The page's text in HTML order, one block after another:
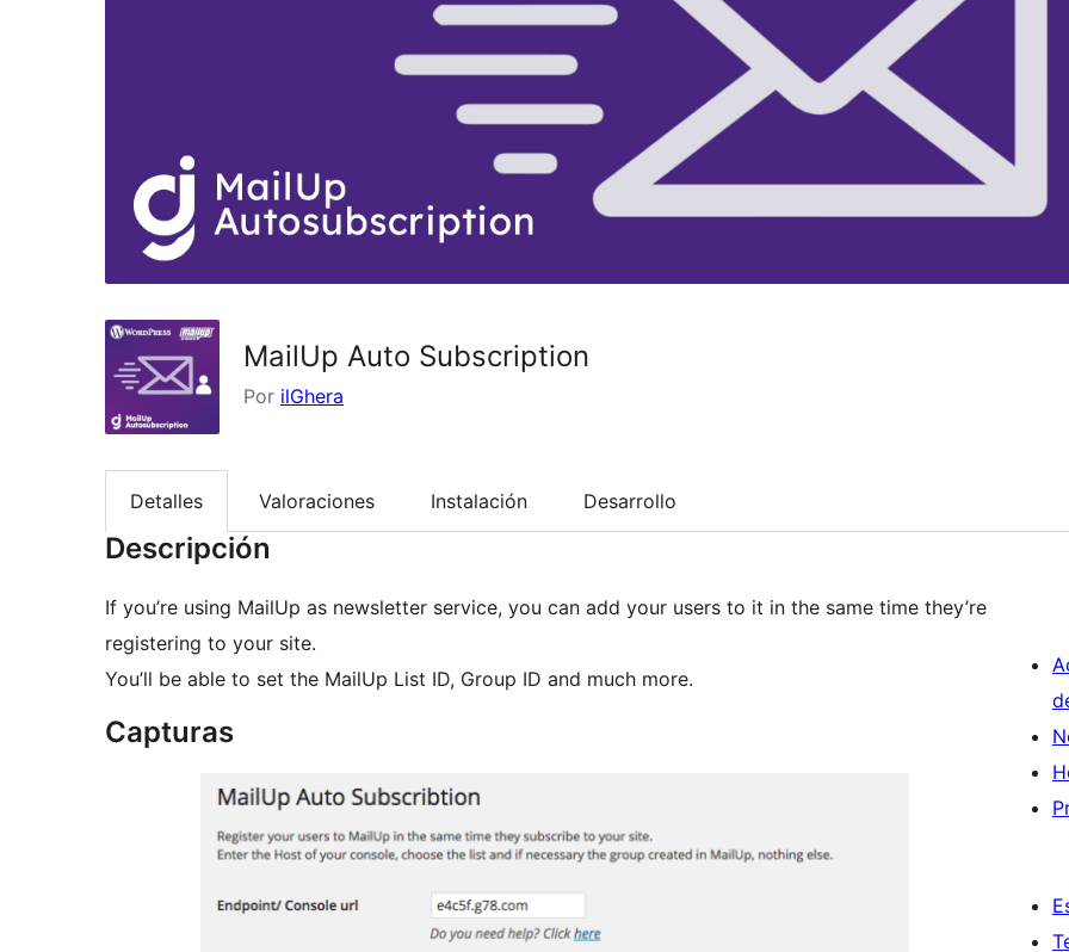
MailUp Auto Subscription
Por ilGhera
Detalles Valoraciones Instalación Desarrollo
Descripción
If you’re using MailUp as newsletter service, you can add your users to it in the same time they’re
registering to your site.
You’ll be able to set the MailUp List ID, Group ID and much more.
Capturas